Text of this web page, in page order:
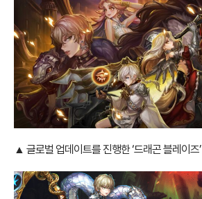
▲ 글로벌 업데이트를 진행한 ‘드래곤 블레이즈’